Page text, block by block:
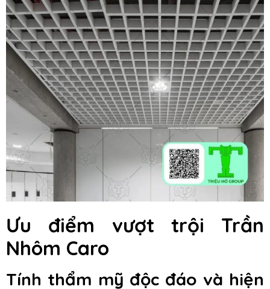
Ưu điểm vượt trội Trần
Nhôm Caro
Tính thẩm mỹ độc đáo và hiện